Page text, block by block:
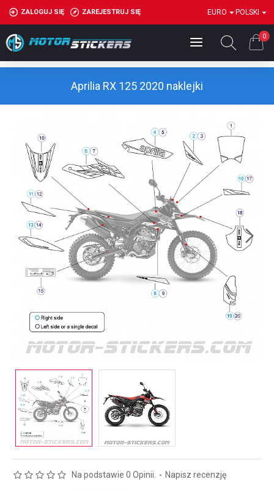
ZALOGUJ SIĘ ZAREJESTRUJ SIĘ EURO POLSKI
0
Aprilia RX 125 2020 naklejki
Na podstawie 0 Opinii. - Napisz recenzję